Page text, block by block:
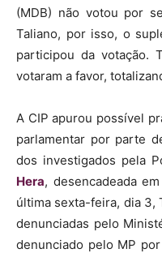
(MDB) não votou por
Taliano, por isso, o
participou da votação.
votaram a favor,
A CIP apurou possível
parlamentar por parte
dos investigados pela
Hera, desencadeada
última sexta-feira, dia 3,
denunciadas pelo
denunciado pelo MP